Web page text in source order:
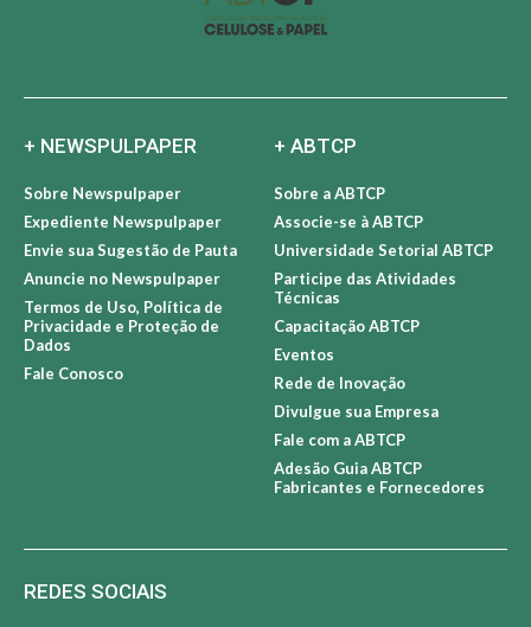
+ NEWSPULPAPER
Sobre Newspulpaper
Expediente Newspulpaper
Envie sua Sugestão de Pauta
Anuncie no Newspulpaper
Termos de Uso, Política de
Privacidade e Proteção de
Dados
Fale Conosco
+ ABTCP
Sobre a ABTCP
Associe-se à ABTCP
Universidade Setorial ABTCP
Participe das Atividades
Técnicas
Capacitação ABTCP
Eventos
Rede de Inovação
Divulgue sua Empresa
Fale com a ABTCP
Adesão Guia ABTCP
Fabricantes e Fornecedores
REDES SOCIAIS